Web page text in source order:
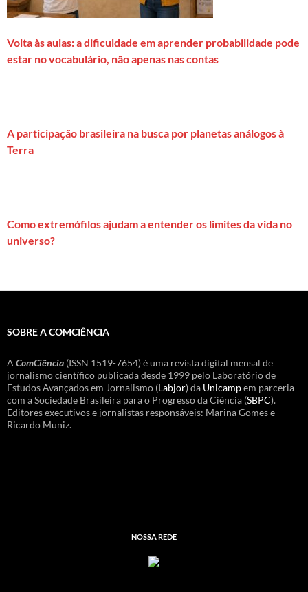
Volta às aulas: a dificuldade em aprender probabilidade pode
estar no vocabulário, não apenas nas contas
A participação brasileira na busca por planetas análogos à
Terra
Como extremófilos ajudam a entender os limites da vida no
universo?
SOBRE A COMCIÊNCIA
A ComCiência (ISSN 1519-7654) é uma revista digital mensal de
jornalismo científico publicada desde 1999 pelo Laboratório de
Estudos Avançados em Jornalismo (Labjor) da Unicampem parceria
com a Sociedade Brasileira para o Progresso da Ciência (SBPC).
Editores executivos e jornalistas responsáveis: Marina Gomes e
Ricardo Muniz.
NOSSA REDE